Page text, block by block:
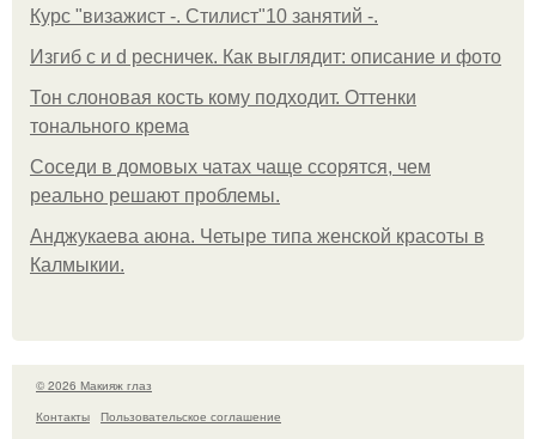
Курс "визажист -. Стилист"10 занятий -.
Изгиб c и d ресничек. Как выглядит: описание и фото
Тон слоновая кость кому подходит. Оттенки
тонального крема
Соседи в домовых чатах чаще ссорятся, чем
реально решают проблемы.
Анджукаева аюна. Четыре типа женской красоты в
Калмыкии.
© 2026 Макияж глаз
Контакты
Пользовательское соглашение